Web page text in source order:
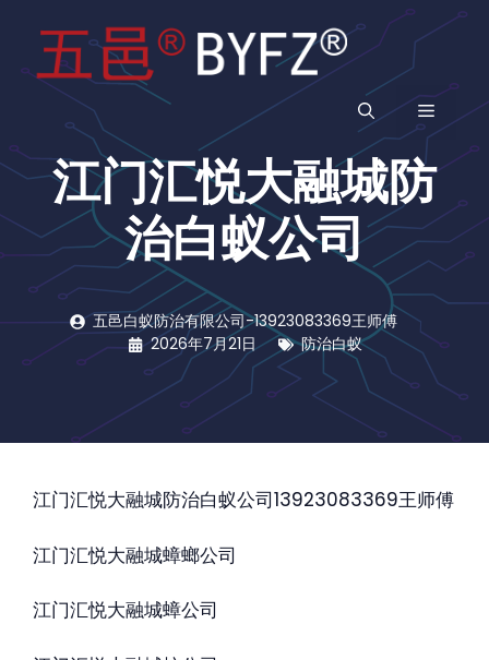
菜
单
江门汇悦大融城防
治白蚁公司
五邑白蚁防治有限公司-13923083369王师傅
2026年7月21日
防治白蚁
江门汇悦大融城防治白蚁公司13923083369王师傅
江门汇悦大融城蟑螂公司
江门汇悦大融城蟑公司